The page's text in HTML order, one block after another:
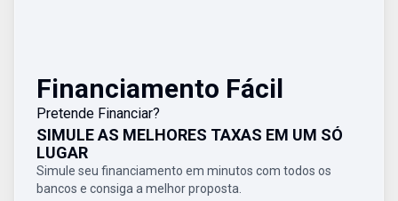
Financiamento Fácil
Pretende Financiar?
SIMULE AS MELHORES TAXAS EM UM SÓ
LUGAR
Simule seu financiamento em minutos com todos os
bancos e consiga a melhor proposta.